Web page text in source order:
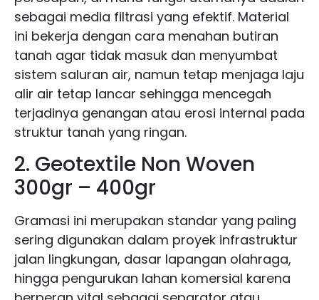
sebagai media filtrasi yang efektif. Material
ini bekerja dengan cara menahan butiran
tanah agar tidak masuk dan menyumbat
sistem saluran air, namun tetap menjaga laju
alir air tetap lancar sehingga mencegah
terjadinya genangan atau erosi internal pada
struktur tanah yang ringan.
2. Geotextile Non Woven
300gr – 400gr
Gramasi ini merupakan standar yang paling
sering digunakan dalam proyek infrastruktur
jalan lingkungan, dasar lapangan olahraga,
hingga pengurukan lahan komersial karena